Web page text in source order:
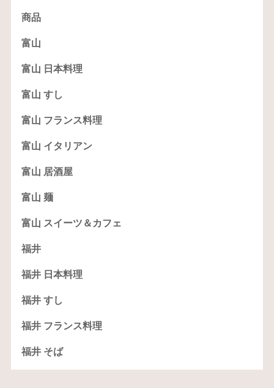
商品
富山
富山 日本料理
富山 すし
富山 フランス料理
富山 イタリアン
富山 居酒屋
富山 麺
富山 スイーツ＆カフェ
福井
福井 日本料理
福井 すし
福井 フランス料理
福井 そば